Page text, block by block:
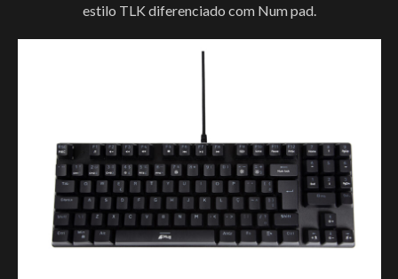
estilo TLK diferenciado com Num pad.